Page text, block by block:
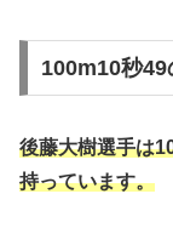
100m10秒49
後藤大樹選手は
持っています。